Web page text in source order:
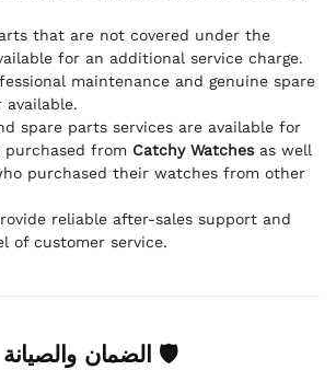
that are not covered under the
for an additional service charge.
maintenance and genuine spare
available.
spare parts services are available for
purchased from Catchy Watchesas well
purchased their watches from other
reliable after-sales support and
of customer service.
🛡 الضمان والصيانة